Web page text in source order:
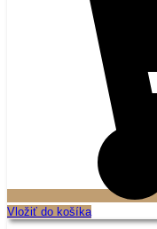
Vložiť do košíka